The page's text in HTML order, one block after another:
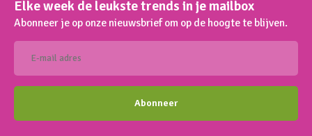
Elke week de leukste trends in je mailbox
Abonneer je op onze nieuwsbrief om op de hoogte te blijven.
Abonneer